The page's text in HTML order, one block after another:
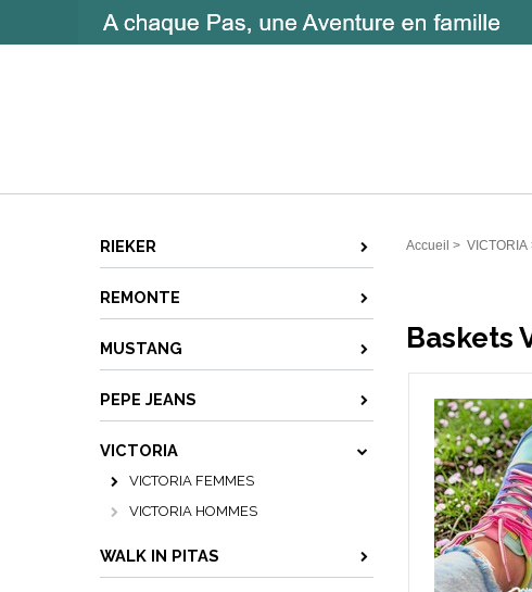
RIEKER
REMONTE
MUSTANG
PEPE JEANS
VICTORIA
VICTORIA FEMMES
VICTORIA HOMMES
WALK IN PITAS
Accueil > VICTORIA
Baskets